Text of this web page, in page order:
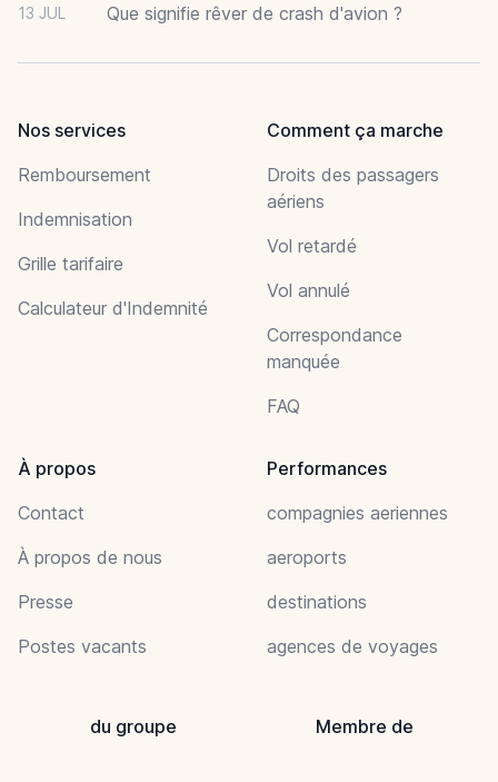
13 JUL Que signifie rêver de crash d'avion ?
Nos services
Remboursement
Indemnisation
Grille tarifaire
Calculateur d'Indemnité
Comment ça marche
Droits des passagers
aériens
Vol retardé
Vol annulé
Correspondance
manquée
FAQ
À propos
Contact
À propos de nous
Presse
Postes vacants
Performances
compagnies aeriennes
aeroports
destinations
agences de voyages
du groupe Membre de